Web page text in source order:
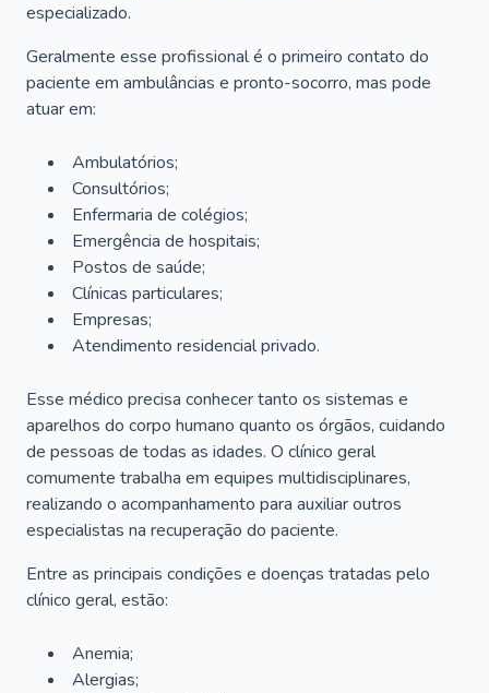
especializado.
Geralmente esse profissional é o primeiro contato do
paciente em ambulâncias e pronto-socorro, mas pode
atuar em:
Ambulatórios;
Consultórios;
Enfermaria de colégios;
Emergência de hospitais;
Postos de saúde;
Clínicas particulares;
Empresas;
Atendimento residencial privado.
Esse médico precisa conhecer tanto os sistemas e
aparelhos do corpo humano quanto os órgãos, cuidando
de pessoas de todas as idades. O clínico geral
comumente trabalha em equipes multidisciplinares,
realizando o acompanhamento para auxiliar outros
especialistas na recuperação do paciente.
Entre as principais condições e doenças tratadas pelo
clínico geral, estão:
Anemia;
Alergias;